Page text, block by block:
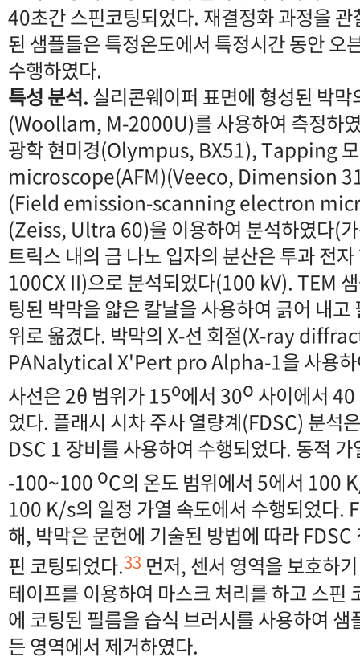
40초간 스핀코팅되었다. 재결정화 과정을
된 샘플들은 특정온도에서 특정시간 동안 오
수행하였다.
특성 분석.실리콘웨이퍼 표면에 형성된 박
(Woollam, M-2000U)를 사용하여 측정하
광학 현미경(Olympus, BX51), Tapping
microscope(AFM)(Veeco, Dimension
(Field emission-scanning electron
(Zeiss, Ultra 60)을 이용하여 분석하였다(
트릭스 내의 금 나노 입자의 분산은 투과 전
100CX II)으로 분석되었다(100 kV). TEM
팅된 박막을 얇은 칼날을 사용하여 긁어 내
위로 옮겼다. 박막의 X-선 회절(X-ray
PANalytical X'Pert pro Alpha-1을 사용하
사선은 2θ 범위가 15o에서 30o 사이에서
었다. 플래시 시차 주사 열량계(FDSC) 분
DSC 1 장비를 사용하여 수행되었다. 동적
-100~100 oC의 온도 범위에서 5에서 100
100 K/s의 일정 가열 속도에서 수행되었다.
해, 박막은 문헌에 기술된 방법에 따라
핀 코팅되었다.33 먼저, 센서 영역을 보호하
테이프를 이용하여 마스크 처리를 하고 스핀
에 코팅된 필름을 습식 브러시를 사용하여
든 영역에서 제거하였다.